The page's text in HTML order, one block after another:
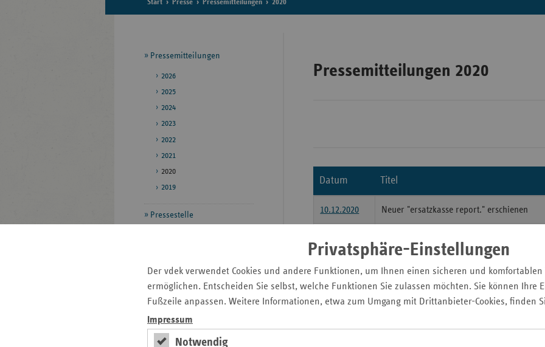
Privatsphäre-Einstellungen
Der vdek verwendet Cookies und andere Funktionen, um Ihnen einen sicheren und
ermöglichen. Entscheiden Sie selbst, welche Funktionen Sie zulassen möchten. Sie können Ihre
Fußzeile anpassen. Weitere Informationen, etwa zum Umgang mit Drittanbieter-Cookies, finden
Impressum
Notwendig
Start Presse Pressemitteilungen 2020
Pressemitteilungen 2020
Datum Titel
10.12.2020 Neuer "ersatzkasse report." erschienen
"Geschützte Räume für gestresste Kinder"
21.10.2020
vdek sucht neue Partner für Angebot der
Seitennavigation
Pressemitteilungen
2026
2025
2024
2023
2022
2021
2020
2019
Pressestelle
Gesundheitswesen
Veröffentlichungen
Seitenleiste
Auf einen Blick